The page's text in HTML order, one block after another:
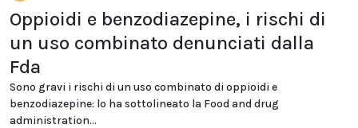
Oppioidi e benzodiazepine, i rischi di
un uso combinato denunciati dalla
Fda
Sono gravi i rischi di un uso combinato di oppioidi e
benzodiazepine: lo ha sottolineato la Food and drug
administration...